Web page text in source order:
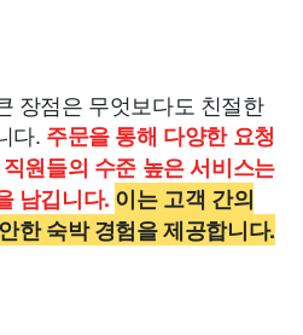
장점은 무엇보다도 친절한
다. 주문을 통해 다양한 요청
원들의 수준 높은 서비스는
남깁니다. 이는 고객 간의
한 숙박 경험을 제공합니다.